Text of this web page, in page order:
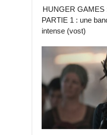
HUNGER GAMES
PARTIE 1 : une
intense (vost)